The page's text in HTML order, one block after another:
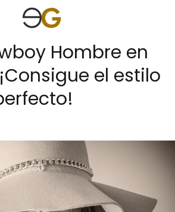
Hombre en
el estilo